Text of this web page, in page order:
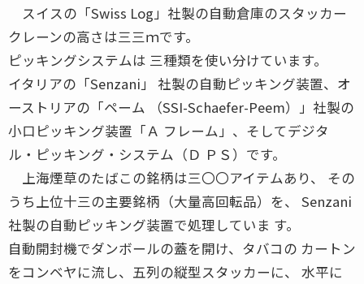
スイスの「Swiss Log」社製の自動倉庫のスタッカー
クレーンの高さは三三ｍです。
ピッキングシステムは 三種類を使い分けています。
イタリアの「Senzani」 社製の自動ピッキング装置、オ
ーストリアの「ペーム （SSI-Schaefer-Peem）」社製の
小口ピッキング装置「Ａ フレーム」、そしてデジタ
ル・ピッキング・システム（Ｄ ＰＳ）です。
上海煙草のたばこの銘柄は三〇〇アイテムあり、 その
うち上位十三の主要銘柄（大量高回転品）を、 Senzani
社製の自動ピッキング装置で処理していま す。
自動開封機でダンボールの蓋を開け、タバコの カートン
をコンベヤに流し、五列の縦型スタッカーに、 水平に